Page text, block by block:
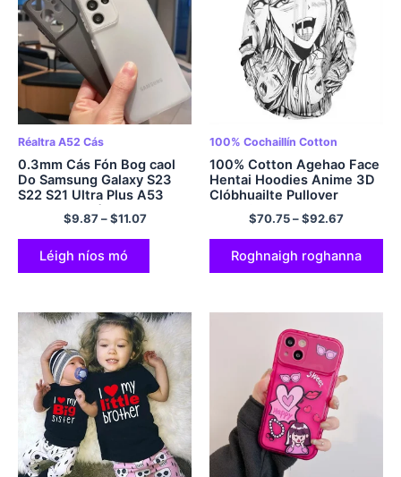
Réaltra A52 Cás
0.3mm Cás Fón Bog caol
Do Samsung Galaxy S23
S22 S21 Ultra Plus A53
A32 A52s Nóta A72 4G 5G
20 Clúdach Glan
Neamhlonrach Ultra Thin
$9.87–$11.07
Léigh níos mó
100% Cochaillín Cotton
100% Cotton Agehao Face
Hentai Hoodies Anime 3D
Clóbhuailte Pullover
Cochaill
$70.75–$92.67
Roghnaigh roghanna